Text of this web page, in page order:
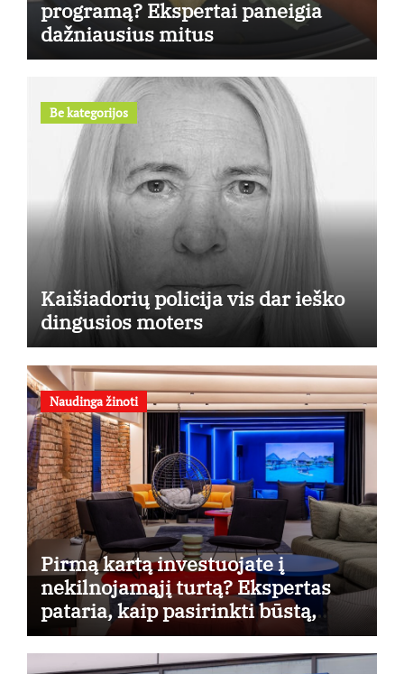
programą? Ekspertai paneigia
dažniausius mitus
Be kategorijos
Kaišiadorių policija vis dar ieško
dingusios moters
Naudinga žinoti
Pirmą kartą investuojate į
nekilnojamąjį turtą? Ekspertas
pataria, kaip pasirinkti būstą,
kuris generuos grąžą